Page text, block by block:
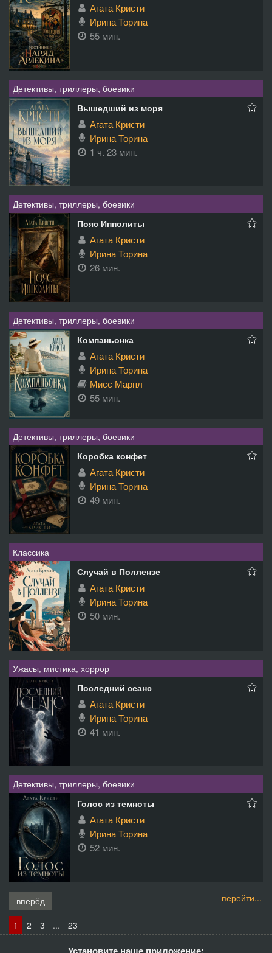
Агата Кристи
Ирина Торина
55 мин.
Детективы, триллеры, боевики
Вышедший из моря
Агата Кристи
Ирина Торина
1 ч. 23 мин.
Детективы, триллеры, боевики
Пояс Ипполиты
Агата Кристи
Ирина Торина
26 мин.
Детективы, триллеры, боевики
Компаньонка
Агата Кристи
Ирина Торина
Мисс Марпл
55 мин.
Детективы, триллеры, боевики
Коробка конфет
Агата Кристи
Ирина Торина
49 мин.
Классика
Случай в Поллензе
Агата Кристи
Ирина Торина
50 мин.
Ужасы, мистика, хоррор
Последний сеанс
Агата Кристи
Ирина Торина
41 мин.
Детективы, триллеры, боевики
Голос из темноты
Агата Кристи
Ирина Торина
52 мин.
перейти...
вперёд
1
2 3 ... 23